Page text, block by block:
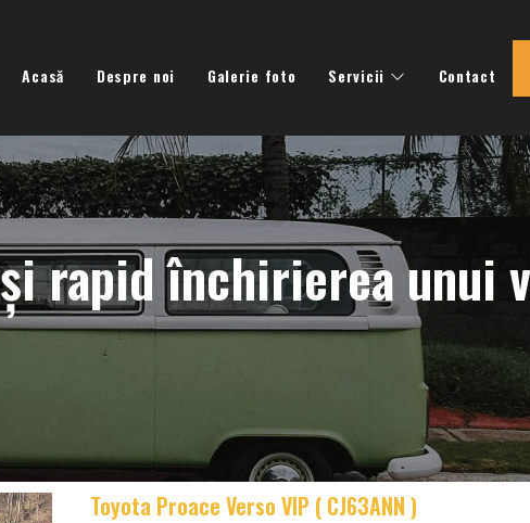
Acasă Despre noi Galerie foto Servicii Contact
rapid închirierea unui
Toyota Proace Verso VIP ( CJ63ANN )